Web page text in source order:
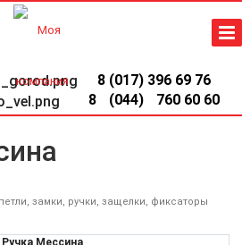
8 (017) 396 69 76
8
(044) 760 60 60
замки, ручки, защелки, фиксаторы
Ручка Мессина